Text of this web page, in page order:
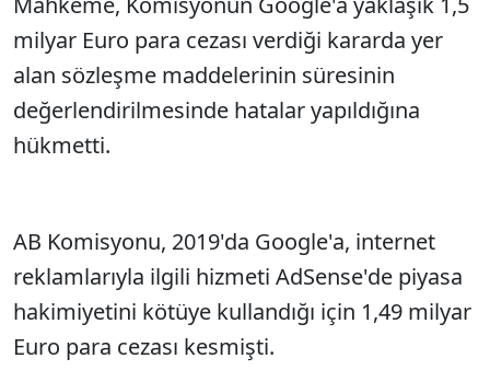
milyar Euro para cezası verdiği kararda yer
alan sözleşme maddelerinin süresinin
değerlendirilmesinde hatalar yapıldığına
hükmetti.
AB Komisyonu, 2019'da Google'a, internet
reklamlarıyla ilgili hizmeti AdSense'de piyasa
hakimiyetini kötüye kullandığı için 1,49 milyar
Euro para cezası kesmişti.